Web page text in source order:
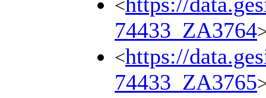
<
74433_ZA3764
<https://
74433_ZA3765